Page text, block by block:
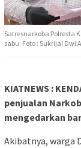
Satresnarkoba Polresta
sabu. Foto : Sukrijal
KIATNEWS :
penjualan
mengedarkan
Akibatnya, warga